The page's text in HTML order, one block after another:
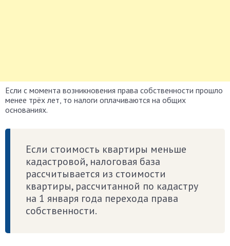
Если с момента возникновения права собственности прошло
менее трёх лет, то налоги оплачиваются на общих
основаниях.
Если стоимость квартиры меньше
кадастровой, налоговая база
рассчитывается из стоимости
квартиры, рассчитанной по кадастру
на 1 января года перехода права
собственности.